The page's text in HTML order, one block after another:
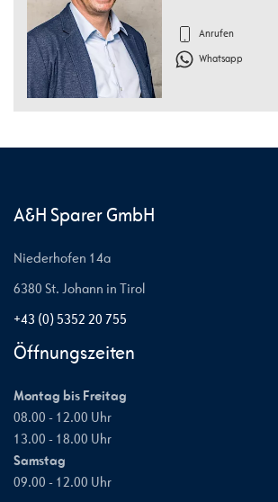
Anrufen
Whatsapp
A&H Sparer GmbH
Niederhofen 14a
6380 St. Johann in Tirol
+43 (0) 5352 20 755
Öffnungszeiten
Montag bis Freitag
08.00 - 12.00 Uhr
13.00 - 18.00 Uhr
Samstag
09.00 - 12.00 Uhr